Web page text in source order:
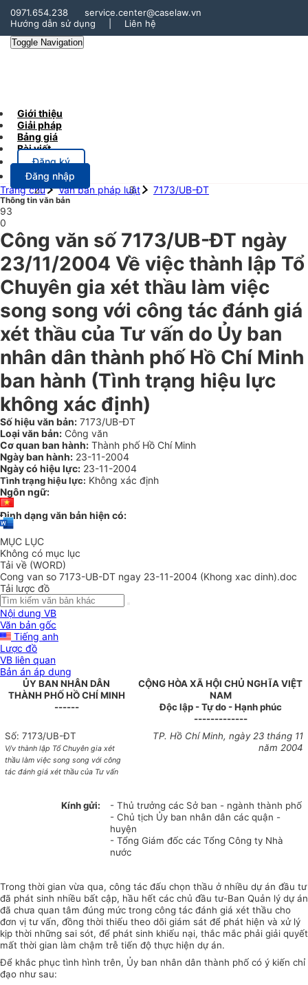
0971.654.238
service.center@caselaw.vn
Hướng dẫn sử dụng
Liên hệ
Toggle Navigation
Giới thiệu
Giải pháp
Bảng giá
Bài viết
Đăng ký
Đăng nhập
Trang chủ
Văn bản pháp luật 7173/UB-ĐT
Thông tin văn bản
93
0
Công văn số 7173/UB-ĐT ngày
23/11/2004 Về việc thành lập Tổ
Chuyên gia xét thầu làm việc
song song với công tác đánh giá
xét thầu của Tư vấn do Ủy ban
nhân dân thành phố Hồ Chí Minh
ban hành (Tình trạng hiệu lực
không xác định)
Số hiệu văn bản: 7173/UB-ĐT
Loại văn bản: Công văn
Cơ quan ban hành: Thành phố Hồ Chí Minh
Ngày ban hành: 23-11-2004
Ngày có hiệu lực: 23-11-2004
Tình trạng hiệu lực: Không xác định
Ngôn ngữ:
Định dạng văn bản hiện có:
MỤC LỤC
Không có mục lục
Tải về (WORD)
Cong van so 7173-UB-DT ngay 23-11-2004 (Khong xac dinh).doc
Tải lược đồ
Nội dung VB
Văn bản gốc
Tiếng anh
Lược đồ
VB liên quan
Bản án áp dụng
ỦY BAN NHÂN DÂN
THÀNH PHỐ HỒ CHÍ MINH
------
CỘNG HÒA XÃ HỘI CHỦ NGHĨA VIỆT
NAM
Độc lập - Tự do - Hạnh phúc
-------------
Số: 7173/UB-ĐT
V/v thành lập Tổ Chuyên gia xét
thầu làm việc song song với công
tác đánh giá xét thầu của Tư vấn
TP. Hồ Chí Minh, ngày 23 tháng 11
năm 2004
Kính gửi:
- Thủ trưởng các Sở ban - ngành thành phố
- Chủ tịch Ủy ban nhân dân các quận -
huyện
- Tổng Giám đốc các Tổng Công ty Nhà
nước
Trong thời gian vừa qua, công tác đấu chọn thầu ở nhiều dự án đầu tư
đã phát sinh nhiều bất cập, hầu hết các chủ đầu tư-Ban Quản lý dự án
đã chưa quan tâm đúng mức trong công tác đánh giá xét thầu cho
đơn vị tư vấn, đồng thời thiếu theo dõi giám sát để phát hiện và xử lý
kịp thời những sai sót, để phát sinh khiếu nại, thắc mắc phải giải quyết
mất thời gian làm chậm trễ tiến độ thực hiện dự án.
Để khắc phục tình hình trên, Ủy ban nhân dân thành phố có ý kiến chỉ
đạo như sau: